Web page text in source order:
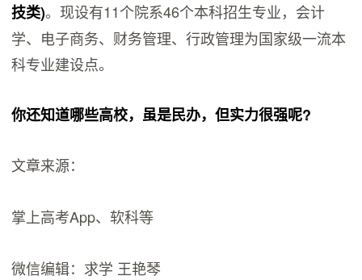
技类)。现设有11个院系46个本科招生专业，会计
学、电子商务、财务管理、行政管理为国家级一流本
科专业建设点。
你还知道哪些高校，虽是民办，但实力很强呢?
文章来源：
掌上高考App、软科等
微信编辑：求学 王艳琴